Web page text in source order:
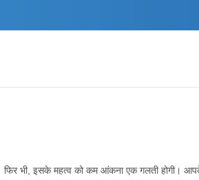
फिर भी, इसके महत्व को कम आंकना एक गलती होगी।